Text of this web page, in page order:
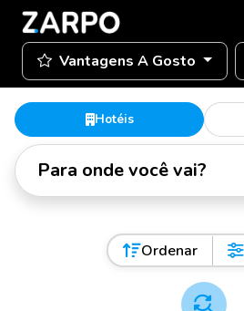
Vantagens A Gosto
Hotéis
Para onde você vai?
Ordenar